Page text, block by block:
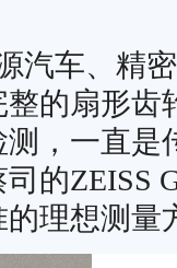
车、精
的扇形齿
，一直是
的ZEISS
理想测量